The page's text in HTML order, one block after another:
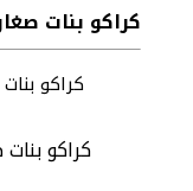
كراكو بنات
كراكو
كراكو